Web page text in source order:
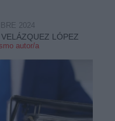
LÓPEZ
autor/a
2024